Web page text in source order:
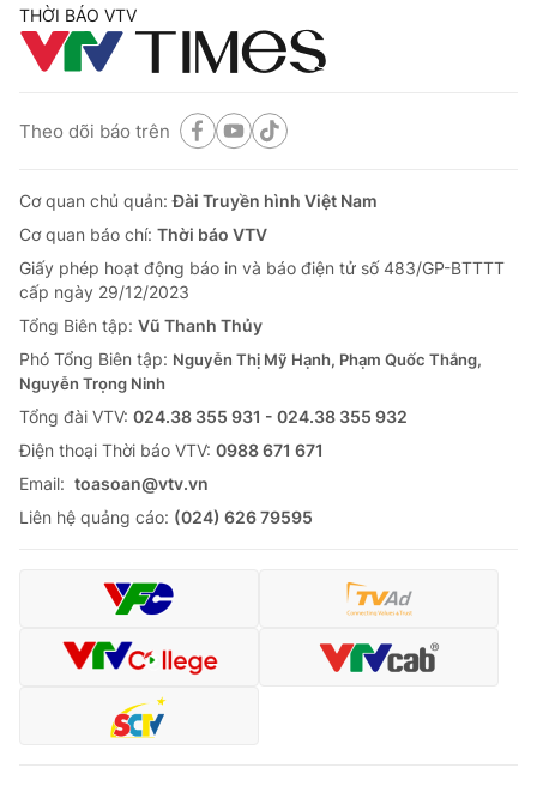
THỜI BÁO VTV
Theo dõi báo trên
Cơ quan chủ quản:Đài Truyền hình Việt Nam
Cơ quan báo chí: Thời báo VTV
Giấy phép hoạt động báo in và báo điện tử số 483/GP-BTTTT
cấp ngày 29/12/2023
Tổng Biên tập: Vũ Thanh Thủy
Phó Tổng Biên tập: Nguyễn Thị Mỹ Hạnh, Phạm Quốc Thắng,
Nguyễn Trọng Ninh
Tổng đài VTV: 024.38 355 931 - 024.38 355 932
Ðiện thoại Thời báo VTV: 0988 671 671
Email: toasoan@vtv.vn
Liên hệ quảng cáo: (024) 626 79595